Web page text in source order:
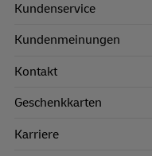
Kundenservice
Kundenmeinungen
Kontakt
Geschenkkarten
Karriere